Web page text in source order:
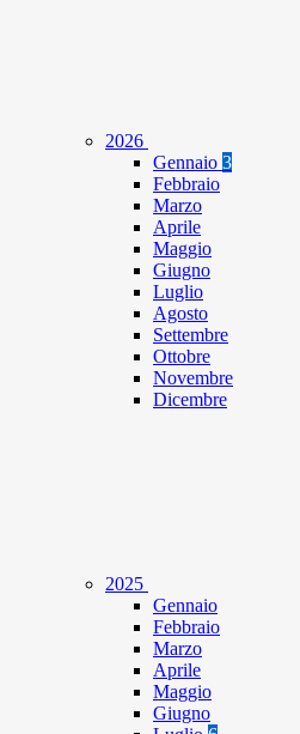
2026
Gennaio 3
Febbraio
Marzo
Aprile
Maggio
Giugno
Luglio
Agosto
Settembre
Ottobre
Novembre
Dicembre
2025
Gennaio
Febbraio
Marzo
Aprile
Maggio
Giugno